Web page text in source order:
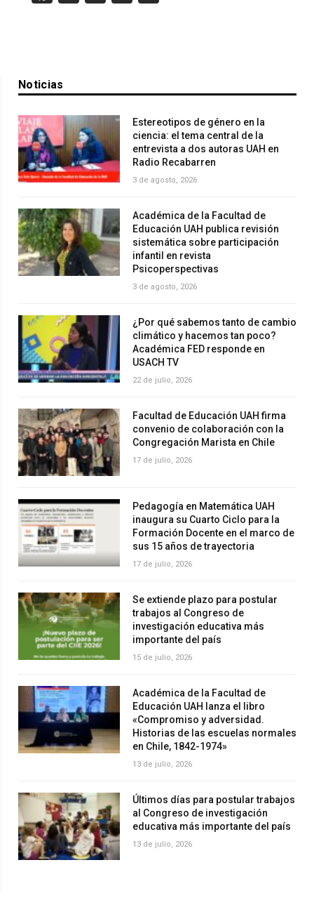
Noticias
Estereotipos de género en la
ciencia: el tema central de la
entrevista a dos autoras UAH en
Radio Recabarren
3 de agosto, 2026
Académica de la Facultad de
Educación UAH publica revisión
sistemática sobre participación
infantil en revista
Psicoperspectivas
3 de agosto, 2026
¿Por qué sabemos tanto de cambio
climático y hacemos tan poco?
Académica FED responde en
USACH TV
22 de julio, 2026
Facultad de Educación UAH firma
convenio de colaboración con la
Congregación Marista en Chile
17 de julio, 2026
Pedagogía en Matemática UAH
inaugura su Cuarto Ciclo para la
Formación Docente en el marco de
sus 15 años de trayectoria
17 de julio, 2026
Se extiende plazo para postular
trabajos al Congreso de
investigación educativa más
importante del país
15 de julio, 2026
Académica de la Facultad de
Educación UAH lanza el libro
«Compromiso y adversidad.
Historias de las escuelas normales
en Chile, 1842-1974»
13 de julio, 2026
Últimos días para postular trabajos
al Congreso de investigación
educativa más importante del país
13 de julio, 2026